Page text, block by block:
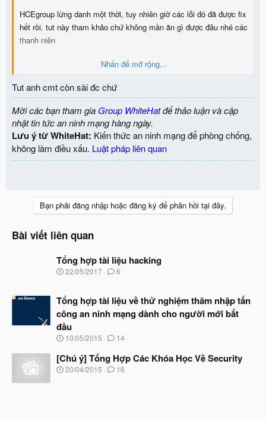
HCEgroup lừng danh một thời, tuy nhiên giờ các lỗi đó đã được fix
hết rồi. tut này tham khảo chứ không mần ăn gì được đâu nhé các
thanh niên
Nhấn để mở rộng...
Tut anh cmt còn sài đc chứ
Mời các bạn tham gia Group WhiteHatđể thảo luận và cập
nhật tin tức an ninh mạng hàng ngày.
Lưu ý từ WhiteHat: Kiến thức an ninh mạng để phòng chống,
không làm điều xấu. Luật pháp liên quan
Bạn phải đăng nhập hoặc đăng ký để phản hồi tại đây.
Bài viết liên quan
Tổng hợp tài liệu hacking
N
y
ắ
t
đ
u
22/05/2017 6
Tổng hợp tài liệu về thử nghiệm thâm nhập tấn
công an ninh mạng dành cho người mới bắt
đầu
N
à
y
b
10/05/2015 14
[Chú ý] Tổng Hợp Các Khóa Học Về Security
N
20/04/2015 16